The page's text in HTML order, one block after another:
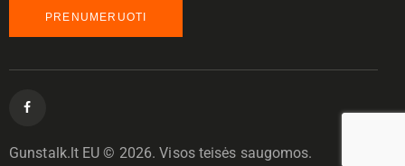
Gunstalk.lt EU © 2026. Visos teisės saugomos.